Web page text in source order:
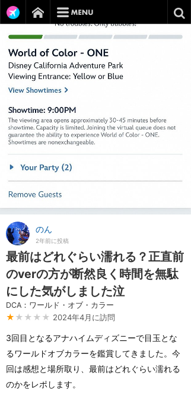
のん
2年前に投稿
最前はどれぐらい濡れる？正直前
のverの方が断然良く時間を無駄
にした気がしました泣
DCA：ワールド・オブ・カラー
★ ★★★★ 2024年4月に訪問
3回目となるアナハイムディズニーで目玉とな
るワールドオブカラーを鑑賞してきました。今
回は感想と場所取り、最前はどれぐらい濡れる
のかをレポします。